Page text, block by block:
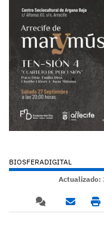
BIOSFERADIGITAL
Actualizado: